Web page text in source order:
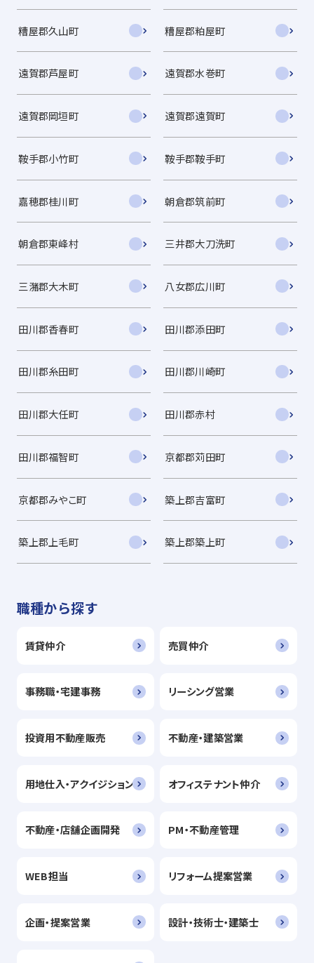
糟屋郡久山町 糟屋郡粕屋町
遠賀郡芦屋町 遠賀郡水巻町
遠賀郡岡垣町 遠賀郡遠賀町
鞍手郡小竹町 鞍手郡鞍手町
嘉穂郡桂川町 朝倉郡筑前町
朝倉郡東峰村 三井郡大刀洗町
三潴郡大木町 八女郡広川町
田川郡香春町 田川郡添田町
田川郡糸田町 田川郡川崎町
田川郡大任町 田川郡赤村
田川郡福智町 京都郡苅田町
京都郡みやこ町 築上郡吉富町
築上郡上毛町 築上郡築上町
職種から探す
賃貸仲介 売買仲介
事務職・宅建事務 リーシング営業
投資用不動産販売 不動産・建築営業
用地仕入・アクイジション オフィステナント仲介
不動産・店舗企画開発 PM・不動産管理
WEB担当 リフォーム提案営業
企画・提案営業 設計・技術士・建築士